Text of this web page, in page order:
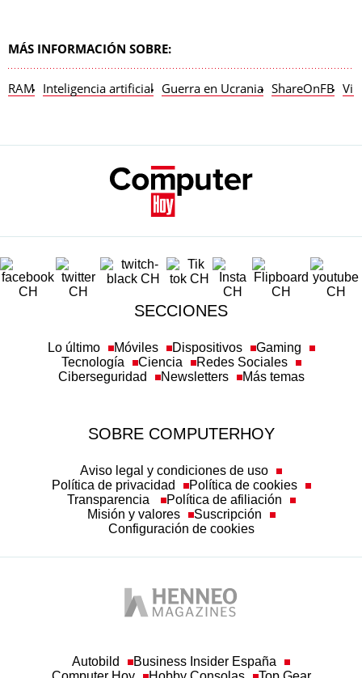
MÁS INFORMACIÓN SOBRE:
RAM Inteligencia artificial Guerra en Ucrania ShareOnFB
SECCIONES
Lo último Móviles Dispositivos
Gaming
Tecnología
Ciencia
Redes Sociales
Ciberseguridad
Newsletters Más temas
SOBRE COMPUTERHOY
Aviso legal y condiciones de uso
Política de privacidad
Política de cookies
Transparencia
Política de afiliación
Misión y valores
Suscripción
Configuración de cookies
Autobild
Business Insider España